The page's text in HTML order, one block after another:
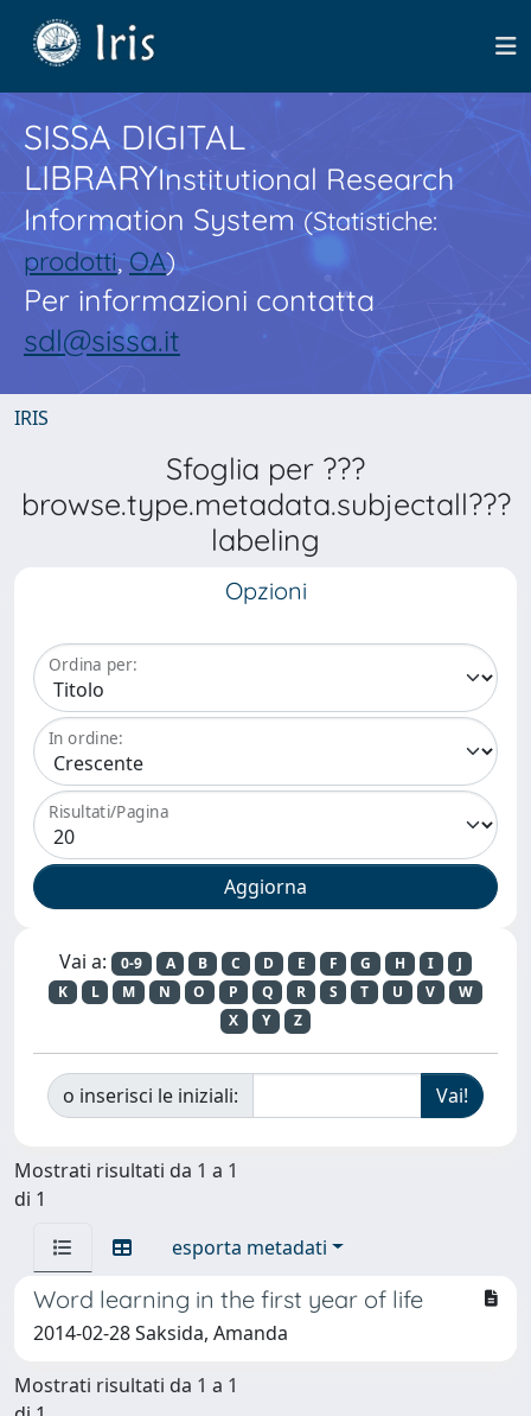
SISSA DIGITAL
LIBRARYInstitutional Research
Information System(Statistiche:
prodotti,OA)
Per informazioni contatta
sdl@sissa.it
IRIS
Sfoglia per ???
browse.type.metadata.subjectall???
labeling
Opzioni
Ordina per:
In ordine:
Risultati/Pagina
Vai a: 0-9 A B C D E F G H I
J
K
L M N O P Q R S T U V
W
X
Y Z
o inserisci le iniziali:
Mostrati risultati da 1 a 1
di 1
esporta metadati
Word learning in the first year of life
2014-02-28 Saksida, Amanda
Mostrati risultati da 1 a 1